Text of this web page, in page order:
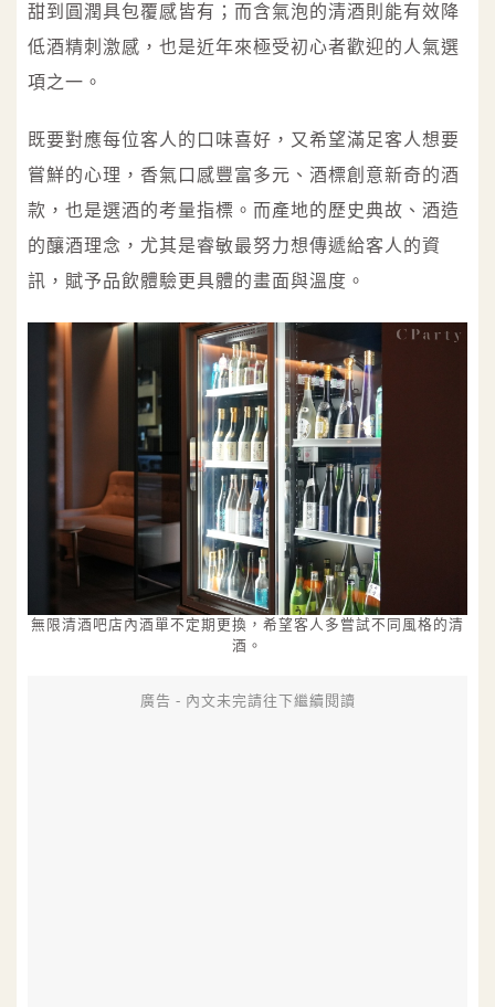
甜到圓潤具包覆感皆有；而含氣泡的清酒則能有效降
低酒精刺激感，也是近年來極受初心者歡迎的人氣選
項之一。
既要對應每位客人的口味喜好，又希望滿足客人想要
嘗鮮的心理，香氣口感豐富多元、酒標創意新奇的酒
款，也是選酒的考量指標。而產地的歷史典故、酒造
的釀酒理念，尤其是睿敏最努力想傳遞給客人的資
訊，賦予品飲體驗更具體的畫面與溫度。
無限清酒吧店內酒單不定期更換，希望客人多嘗試不同風格的清
酒。
廣告 - 內文未完請往下繼續閱讀